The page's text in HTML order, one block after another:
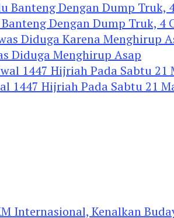
Dengan Dump Truk, 4
Diduga Menghirup Asap
1447 Hijriah Pada Sabtu 21